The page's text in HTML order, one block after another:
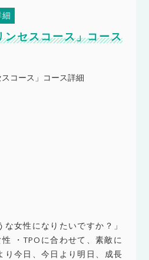
セスコース」コース
女性になりたいですか？」
・TPOに合わせて、素敵に
り今日、今日より明日、成長